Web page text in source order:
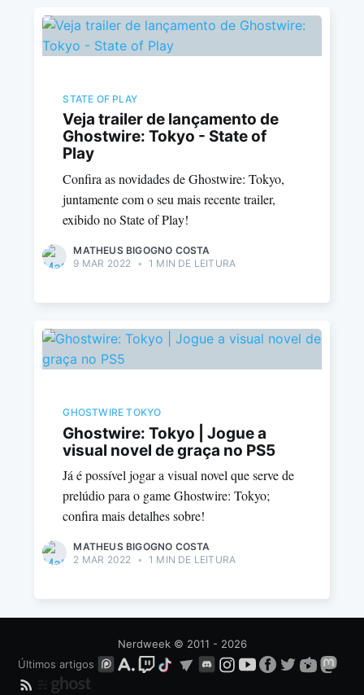
STATE OF PLAY
Veja trailer de lançamento de
Ghostwire: Tokyo - State of
Play
Confira as novidades de Ghostwire: Tokyo,
juntamente com o seu mais recente trailer,
exibido no State of Play!
MATHEUS BIGOGNO COSTA
9 MAR 2022
• 1 MIN DE LEITURA
GHOSTWIRE TOKYO
Ghostwire: Tokyo | Jogue a
visual novel de graça no PS5
Já é possível jogar a visual novel que serve de
prelúdio para o game Ghostwire: Tokyo;
confira mais detalhes sobre!
MATHEUS BIGOGNO COSTA
2 MAR 2022 • 1 MIN DE LEITURA
Nerdweek© 2011 - 2026
Últimos artigos